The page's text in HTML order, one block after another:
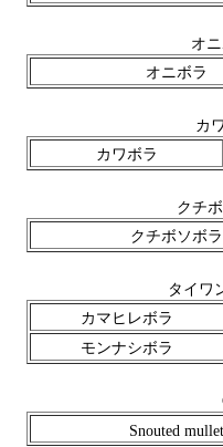
オ
オニボラ
カ
カワボラ
クチ
クチボソボラ
タイ
カマヒレボラ
モンナシボラ
Snouted mullet